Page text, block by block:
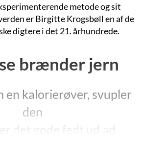
metode og sit
er Birgitte Krogsbøll en af de
digtere i det 21. århundrede.
brænder jern
en kalorierøver, svupler
den
det gode fedt ud ad